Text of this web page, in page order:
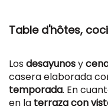
Table d'hôtes,
Losdesayunosy
casera elaborada
temporada. En
en la terraza con